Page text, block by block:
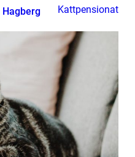
Hagberg Kattpensionat